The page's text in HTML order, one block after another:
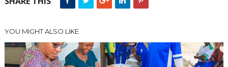
YOU MIGHT ALSO LIKE